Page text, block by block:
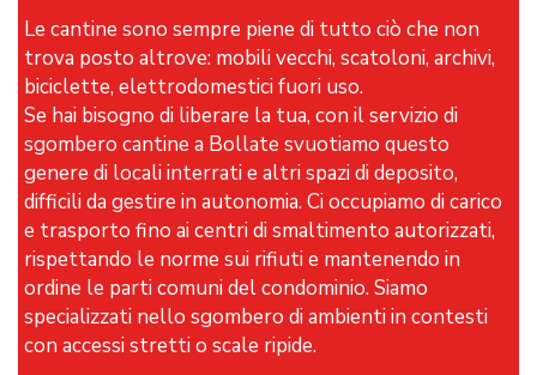
Le cantine sono sempre piene di tutto ciò che non
trova posto altrove: mobili vecchi, scatoloni, archivi,
biciclette, elettrodomestici fuori uso.
Se hai bisogno di liberare la tua, con il servizio di
sgombero cantine a Bollate svuotiamo questo
genere di locali interrati e altri spazi di deposito,
difficili da gestire in autonomia. Ci occupiamo di carico
e trasporto fino ai centri di smaltimento autorizzati,
rispettando le norme sui rifiuti e mantenendo in
ordine le parti comuni del condominio. Siamo
specializzati nello sgombero di ambienti in contesti
con accessi stretti o scale ripide.